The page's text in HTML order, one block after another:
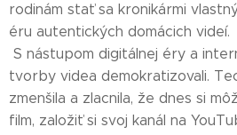
rodinám stať sa kronikármi
éru autentických domácich videí.
S nástupom digitálnej éry a
tvorby videa demokratizovali.
zmenšila a zlacnila, že dnes si
film, založiť si svoj kanál na